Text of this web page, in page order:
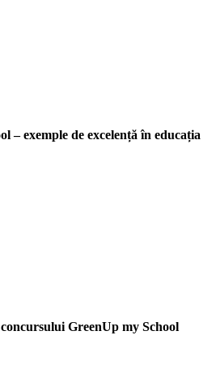
– exemple de excelență în educația
GreenUp my School